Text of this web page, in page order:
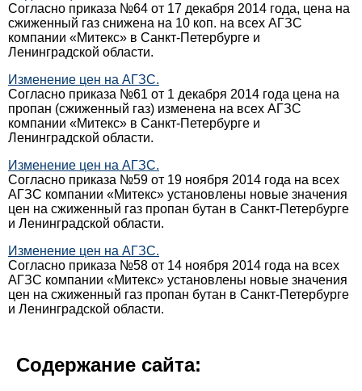
Согласно приказа №64 от 17 декабря 2014 года, цена на
сжиженный газ снижена на 10 коп. на всех АГЗС
компании «Митекс» в Санкт-Петербурге и
Ленинградской области.
Изменение цен на АГЗС.
Согласно приказа №61 от 1 декабря 2014 года цена на
пропан (сжиженный газ) изменена на всех АГЗС
компании «Митекс» в Санкт-Петербурге и
Ленинградской области.
Изменение цен на АГЗС.
Согласно приказа №59 от 19 ноября 2014 года на всех
АГЗС компании «Митекс» установлены новые значения
цен на сжиженный газ пропан бутан в Санкт-Петербурге
и Ленинградской области.
Изменение цен на АГЗС.
Согласно приказа №58 от 14 ноября 2014 года на всех
АГЗС компании «Митекс» установлены новые значения
цен на сжиженный газ пропан бутан в Санкт-Петербурге
и Ленинградской области.
Содержание сайта: